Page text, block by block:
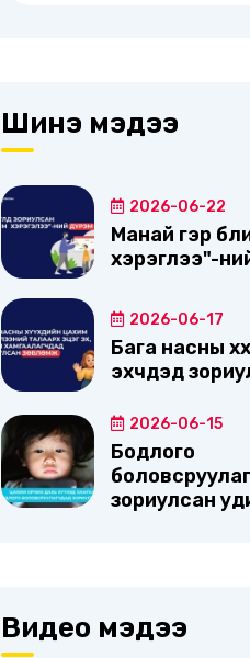
Шинэ мэдээ
2026-06-22
Манай гэр
хэрэглээ"-
2026-06-17
Бага насны
эхчүүдэд
2026-06-15
Бодлого
зориулсан
Видео мэдээ